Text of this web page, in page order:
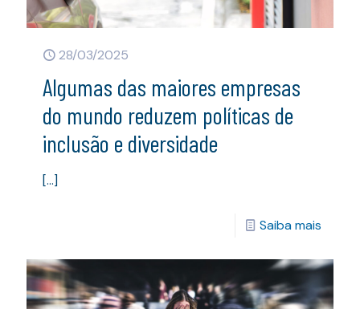
28/03/2025
Algumas das maiores empresas
do mundo reduzem políticas de
inclusão e diversidade
[…]
Saiba mais